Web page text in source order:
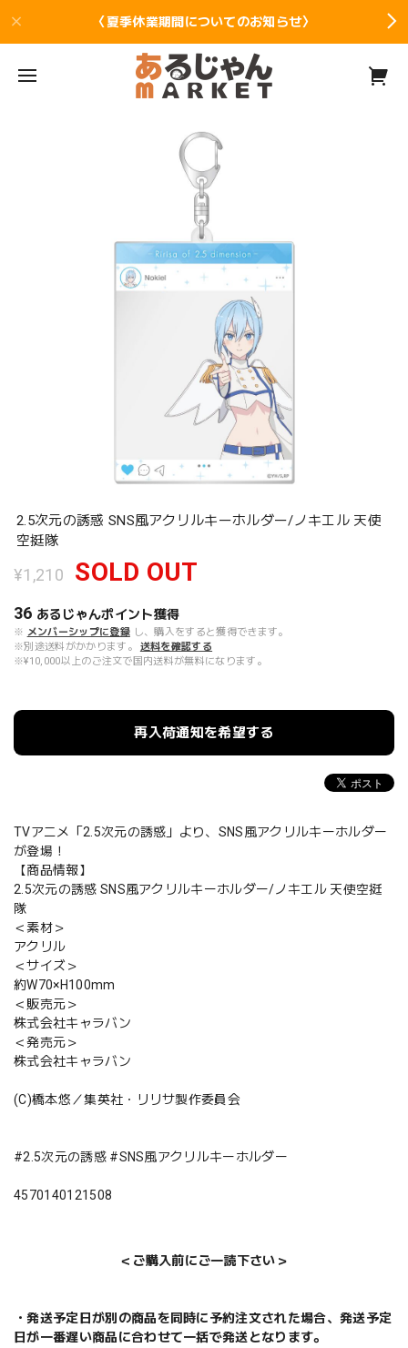
〈夏季休業期間についてのお知らせ〉
2.5次元の誘惑 SNS風アクリルキーホルダー/ノキエル 天使
空挺隊
¥1,210 SOLD OUT
36 あるじゃんポイント獲得
※ メンバーシップに登録 し、購入をすると獲得できます。
※別途送料がかかります。
送料を確認する
※¥10,000以上のご注文で国内送料が無料になります。
再入荷通知を希望する
TVアニメ「2.5次元の誘惑」より、SNS風アクリルキーホルダー
が登場！
【商品情報】
2.5次元の誘惑 SNS風アクリルキーホルダー/ノキエル 天使空挺
隊
＜素材＞
アクリル
＜サイズ＞
約W70×H100mm
＜販売元＞
株式会社キャラバン
＜発売元＞
株式会社キャラバン
(C)橋本悠／集英社・リリサ製作委員会
#2.5次元の誘惑 #SNS風アクリルキーホルダー
4570140121508
＜ご購入前にご一読下さい＞
・発送予定日が別の商品を同時に予約注文された場合、発送予定
日が一番遅い商品に合わせて一括で発送となります。